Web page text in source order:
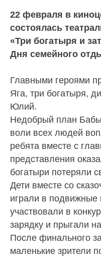
22 февраля в
состоялась
«Три богатыря и
Дня семейного
Главными героями
Яга, три богатыря,
Юлий.
Недобрый план
воли всех людей
ребята вместе с
представления
богатыри потеряли
Дети вместе со
играли в подвижные
участвовали в
зарядку и прыгали
После финального
маленькие зрители